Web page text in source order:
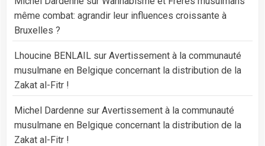
même combat: agrandir leur influences croissante à
Bruxelles ?
Lhoucine BENLAIL sur Avertissement à la communauté
musulmane en Belgique concernant la distribution de la
Zakat al-Fitr !
Michel Dardenne sur Avertissement à la communauté
musulmane en Belgique concernant la distribution de la
Zakat al-Fitr !